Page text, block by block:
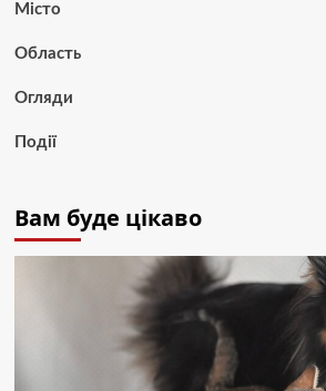
Місто
Область
Огляди
Події
Вам буде цікаво